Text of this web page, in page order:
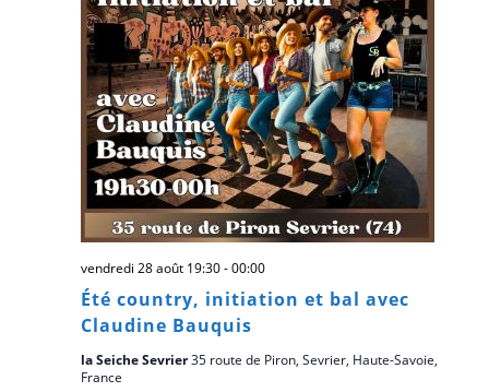
Été country, initiation et bal avec
Claudine Bauquis
vendredi 28 août 19:30-00:00
la Seiche Sevrier35 route de Piron, Sevrier, Haute-Savoie,
France